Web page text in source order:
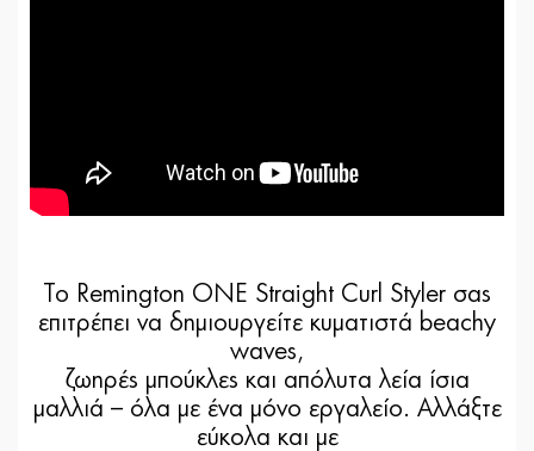
Το Remington ONE Straight Curl Styler σας
επιτρέπει να δημιουργείτε κυματιστά beachy
waves,
ζωηρές μπούκλες και απόλυτα λεία ίσια
μαλλιά – όλα με ένα μόνο εργαλείο. Αλλάξτε
εύκολα και με